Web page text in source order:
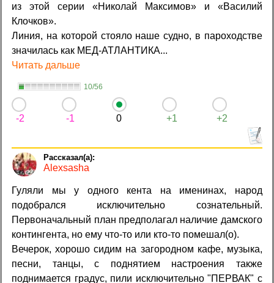
из этой серии «Николай Максимов» и «Василий
Клочков».
Линия, на которой стояло наше судно, в пароходстве
значилась как МЕД-АТЛАНТИКА...
Читать дальше
10/56
-2 -1 0 +1 +2
Alexsasha
Гуляли мы у одного кента на именинах, народ
подобрался исключительно сознательный.
Первоначальный план предполагал наличие дамского
контингента, но ему что-то или кто-то помешал(о).
Вечерок, хорошо сидим на загородном кафе, музыка,
песни, танцы, с поднятием настроения также
поднимается градус, пили исключительно "ПЕРВАК" с